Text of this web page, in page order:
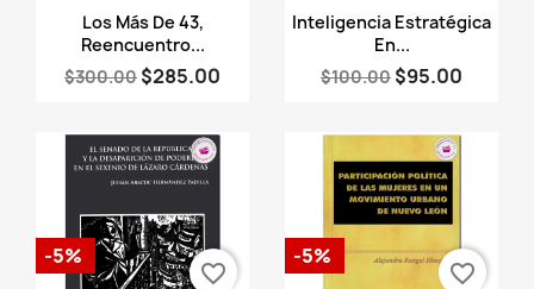
Vista rápida
Los Más De 43,
Reencuentro...
$300.00 $285.00
Vista rápida
Inteligencia Estratégica
En...
$100.00 $95.00
-5%
favorite_border
-5%
favorite_border